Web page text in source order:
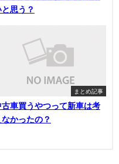
と思う？
まとめ記事
古車買うやつって新車は考
なかったの？